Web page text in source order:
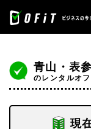
青山・表
のレンタルオ
現